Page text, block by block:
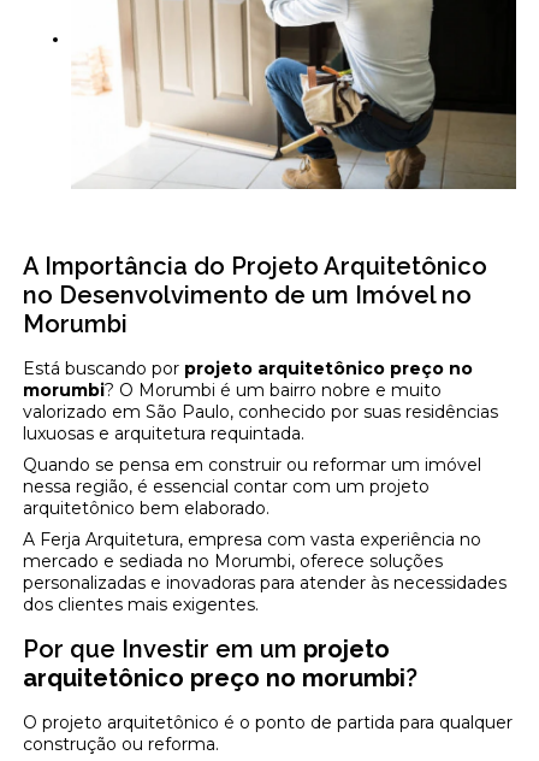
A Importância do Projeto Arquitetônico
no Desenvolvimento de um Imóvel no
Morumbi
Está buscando por projeto arquitetônico preço no
morumbi? O Morumbi é um bairro nobre e muito
valorizado em São Paulo, conhecido por suas residências
luxuosas e arquitetura requintada.
Quando se pensa em construir ou reformar um imóvel
nessa região, é essencial contar com um projeto
arquitetônico bem elaborado.
A Ferja Arquitetura, empresa com vasta experiência no
mercado e sediada no Morumbi, oferece soluções
personalizadas e inovadoras para atender às necessidades
dos clientes mais exigentes.
Por que Investir em um projeto
arquitetônico preço no morumbi?
O projeto arquitetônico é o ponto de partida para qualquer
construção ou reforma.